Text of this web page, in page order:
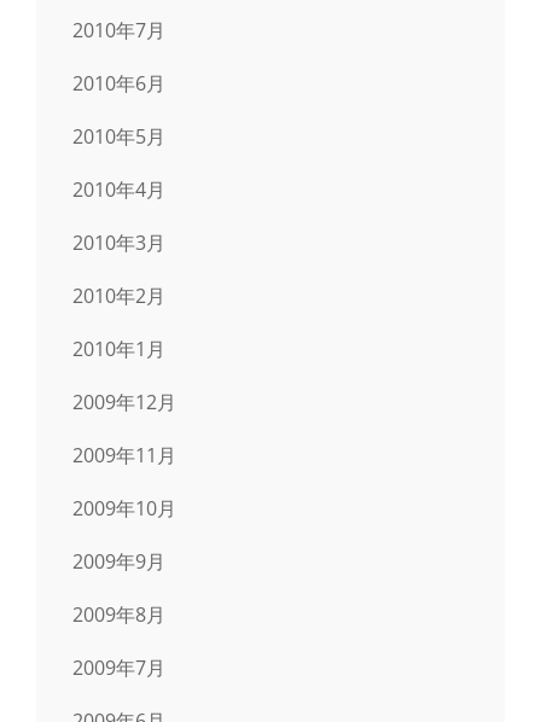
2010年7月
2010年6月
2010年5月
2010年4月
2010年3月
2010年2月
2010年1月
2009年12月
2009年11月
2009年10月
2009年9月
2009年8月
2009年7月